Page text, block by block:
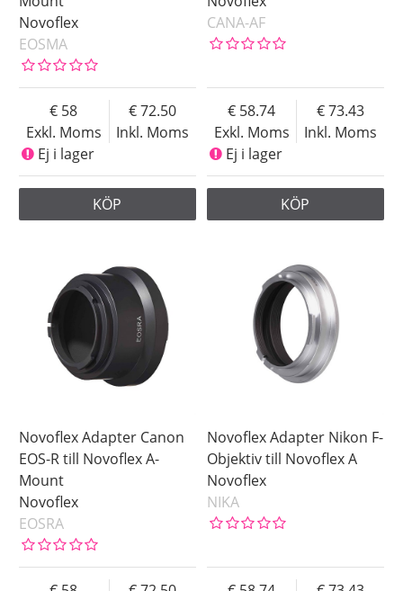
Novoflex
EOSMA
Exkl. Moms
58
Inkl. Moms
72.50
Ej i lager
KÖP
CANA-AF
Exkl. Moms
58.74
Inkl. Moms
73.43
Ej i lager
KÖP
Novoflex Adapter Canon
EOS-R till Novoflex A-
Mount
Novoflex
EOSRA
Novoflex Adapter Nikon F-
Objektiv till Novoflex A
Novoflex
NIKA